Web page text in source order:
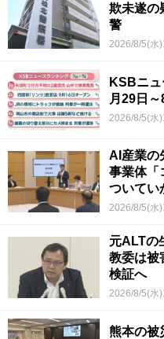
欺未遂
警
2026/8/5(水
KSBニ
月29日～
2026/8/5(水
AI産業の
事業体
ついてい
2026/8/5(水
元ALTの
教委は被
検証へ
2026/8/5(水
熊本の被